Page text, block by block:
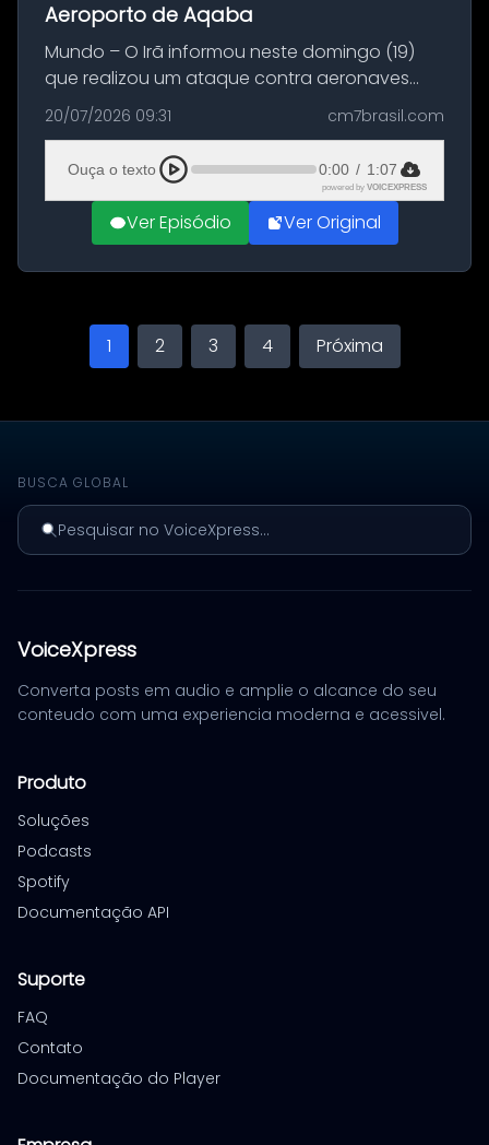
Aeroporto de Aqaba
Mundo – O Irã informou neste domingo (19)
que realizou um ataque contra aeronaves
militares dos Estados Unidos estacionadas no
Aeroporto de Aqaba, na Jordânia, durante a
21ª fase da Operação Nasr 2. A...
20/07/2026 09:31 cm7brasil.com
Ouça o texto 0:00 / 1:07
powered by VOICEXPRESS
Ver Episódio Ver Original
1 2 3 4 Próxima
BUSCA GLOBAL
Pesquisar no VoiceXpress...
VoiceXpress
Converta posts em audio e amplie o alcance do seu
conteudo com uma experiencia moderna e acessivel.
Produto
Soluções
Podcasts
Spotify
Documentação API
Suporte
FAQ
Contato
Documentação do Player